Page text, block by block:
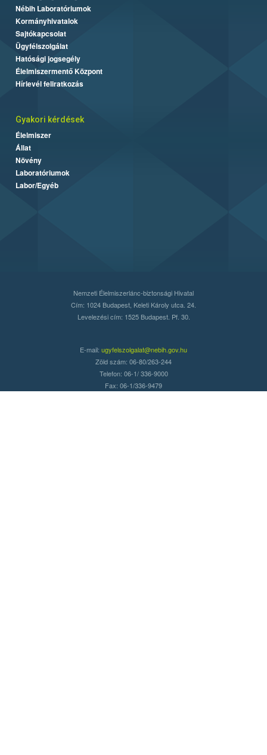
Nébih Laboratóriumok
Kormányhivatalok
Sajtókapcsolat
Ügyfélszolgálat
Hatósági jogsegély
Élelmiszermentő Központ
Hírlevél feliratkozás
Gyakori kérdések
Élelmiszer
Állat
Növény
Laboratóriumok
Labor/Egyéb
Nemzeti Élelmiszerlánc-biztonsági Hivatal
Cím: 1024 Budapest, Keleti Károly utca. 24.
Levelezési cím: 1525 Budapest. Pf. 30.
E-mail: ugyfelszolgalat@nebih.gov.hu
Zöld szám: 06-80/263-244
Telefon: 06-1/ 336-9000
Fax: 06-1/336-9479